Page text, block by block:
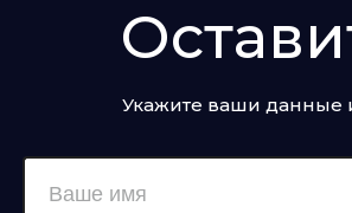
Укажите ваши данные